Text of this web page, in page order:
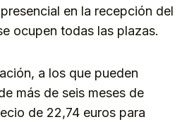
en la recepción del
ocupen todas las plazas.
a los que pueden
más de seis meses de
de 22,74 euros para